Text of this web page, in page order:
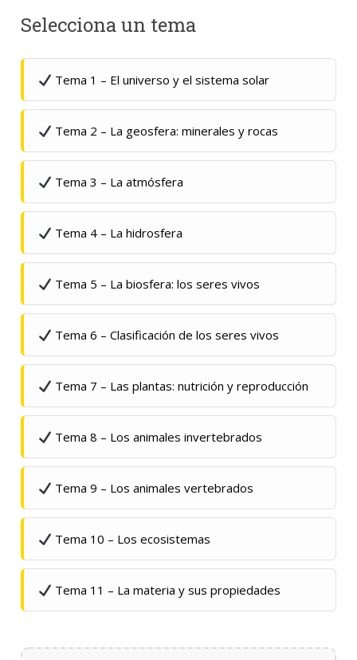
Selecciona un tema
Tema 1 – El universo y el sistema solar
Tema 2 – La geosfera: minerales y rocas
Tema 3 – La atmósfera
Tema 4 – La hidrosfera
Tema 5 – La biosfera: los seres vivos
Tema 6 – Clasificación de los seres vivos
Tema 7 – Las plantas: nutrición y reproducción
Tema 8 – Los animales invertebrados
Tema 9 – Los animales vertebrados
Tema 10 – Los ecosistemas
Tema 11 – La materia y sus propiedades